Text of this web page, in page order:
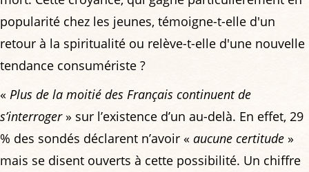
popularité chez les jeunes, témoigne-t-elle d'un
retour à la spiritualité ou relève-t-elle d'une nouvelle
tendance consumériste ?
« Plus de la moitié des Français continuent de
s’interroger» sur l’existence d’un au-delà. En effet, 29
% des sondés déclarent n’avoir « aucune certitude »
mais se disent ouverts à cette possibilité. Un chiffre